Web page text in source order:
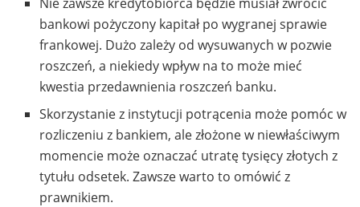
bankowi pożyczony kapitał po wygranej sprawie
frankowej. Dużo zależy od wysuwanych w pozwie
roszczeń, a niekiedy wpływ na to może mieć
kwestia przedawnienia roszczeń banku.
Skorzystanie z instytucji potrącenia może pomóc w
rozliczeniu z bankiem, ale złożone w niewłaściwym
momencie może oznaczać utratę tysięcy złotych z
tytułu odsetek. Zawsze warto to omówić z
prawnikiem.